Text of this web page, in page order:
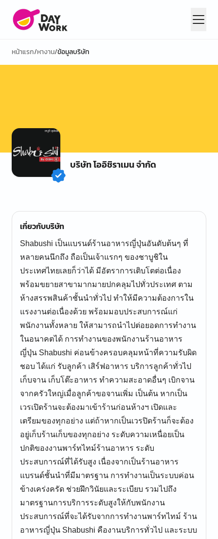
หน้าแรก/หางาน/ข้อมูลบริษัท
บริษัท โออิชิราเมน จำกัด
เกี่ยวกับบริษัท
Shabushi เป็นแบรนด์ร้านอาหารญี่ปุ่นอันดับต้นๆ ที่
หลายคนนึกถึง ถือเป็นเจ้าแรกๆ ของชาบูชิใน
ประเทศไทยเลยก็ว่าได้ มีอัตราการเติบโตต่อเนื่อง
พร้อมขยายสาขามากมายปกคลุมไปทั่วประเทศ ตาม
ห้างสรรพสินค้าชั้นนำทั่วไป ทำให้มีความต้องการใน
แรงงานต่อเนื่องด้วย พร้อมมอบประสบการณ์แก่
พนักงานทั้งหลาย ให้สามารถนำไปต่อยอดการทำงาน
ในอนาคตได้ การทำงานของพนักงานร้านอาหาร
ญี่ปุ่น Shabushi ค่อนข้างครอบคลุมหน้าที่ความรับผิด
ชอบ ได้แก่ รับลูกค้า เสิร์ฟอาหาร บริการลูกค้าทั่วไป
เก็บจาน เก็บโต๊ะอาหาร ทำความสะอาดอื่นๆ เบิกจาน
จากครัวใหญ่เมื่อลูกค้าขอจานเพิ่ม เป็นต้น หากเป็น
เวรเปิดร้านจะต้องมาเข้าร้านก่อนห้างฯ เปิดและ
เตรียมของทุกอย่าง แต่ถ้าหากเป็นเวรปิดร้านก็จะต้อง
อยู่เก็บร้านเก็บของทุกอย่าง ระดับความเหนื่อยเป็น
ปกติของงานพาร์ทไทม์ร้านอาหาร ระดับ
ประสบการณ์ที่ได้รับสูง เนื่องจากเป็นร้านอาหาร
แบรนด์ชั้นนำที่มีมาตรฐาน การทำงานเป็นระบบค่อน
ข้างเคร่งครัด ช่วยฝึกวินัยและระเบียบ รวมไปถึง
มาตรฐานการบริการระดับสูงให้กับพนักงาน
ประสบการณ์ที่จะได้รับจากการทำงานพาร์ทไทม์ ร้าน
อาหารญี่ปุ่น Shabushi คืองานบริการทั่วไป และระบบ